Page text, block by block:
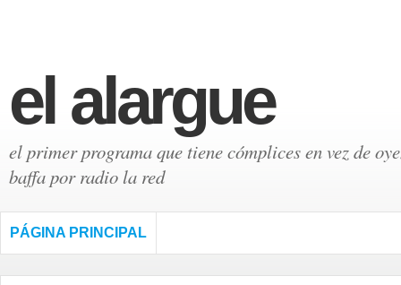
el alargue
el primer programa que tiene cómplices en vez de
baffa por radio la red
PÁGINA PRINCIPAL